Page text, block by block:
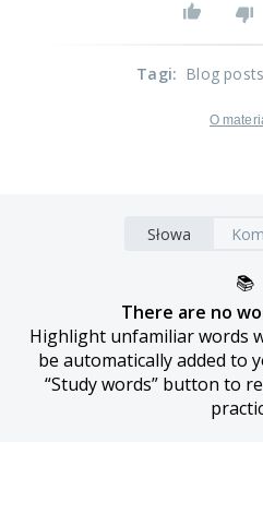
Tagi: Blog
O
Słowa
📚
There are no
Highlight unfamiliar words
be automatically added to
“Study words” button to